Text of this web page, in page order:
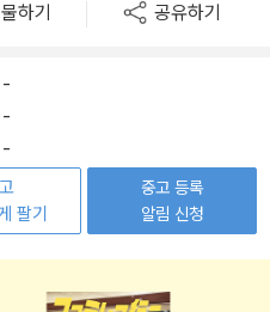
하기 공유하기
-
-
-
팔기
중고 등록
알림 신청